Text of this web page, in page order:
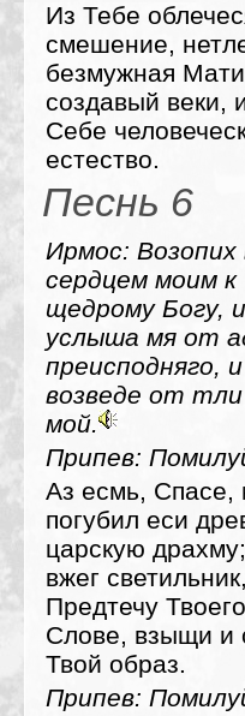
Из Тебе
смешение,
безмужная
создавый веки,
Себе
естество.
Песнь 6
Ирмос: Возопих
сердцем моим к
щедрому Богу, и
услыша мя от
преисподняго, и
возведе от
мой.
Припев:
Аз есмь, Спасе,
погубил еси
царскую
вжег светильник,
Предтечу
Слове, взыщи и
Твой образ.
Припев: